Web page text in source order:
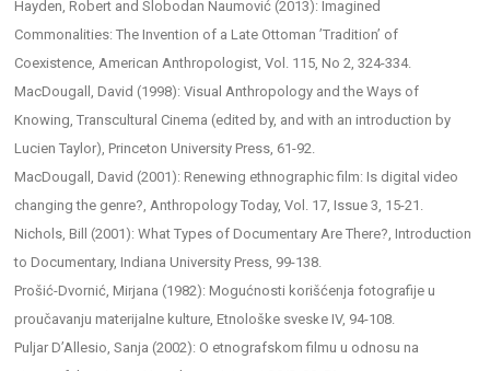
Hayden, Robert and Slobodan Naumović (2013): Imagined
Commonalities: The Invention of a Late Ottoman ’Tradition’ of
Coexistence, American Anthropologist, Vol. 115, No 2, 324-334.
MacDougall, David (1998): Visual Anthropology and the Ways of
Knowing, Transcultural Cinema (edited by, and with an introduction by
Lucien Taylor), Princeton University Press, 61-92.
MacDougall, David (2001): Renewing ethnographic film: Is digital video
changing the genre?, Anthropology Today, Vol. 17, Issue 3, 15-21.
Nichols, Bill (2001): What Types of Documentary Are There?, Introduction
to Documentary, Indiana University Press, 99-138.
Prošić-Dvornić, Mirjana (1982): Mogućnosti korišćenja fotografije u
proučavanju materijalne kulture, Etnološke sveske IV, 94-108.
Puljar D’Allesio, Sanja (2002): O etnografskom filmu u odnosu na